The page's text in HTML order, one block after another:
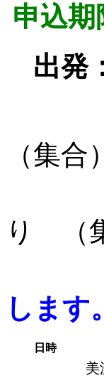
申込
出発
（集合）
り （
します
日時
美